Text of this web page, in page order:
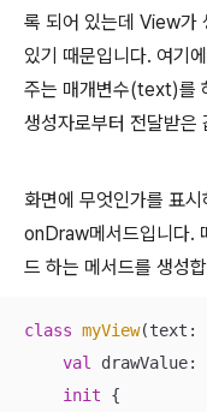
록 되어 있는데 View가
있기 때문입니다. 여기
주는 매개변수(text)를
생성자로부터 전달받은
화면에 무엇인가를 표
onDraw메서드입니다.
드 하는 메서드를 생성
class myView(text:
val
init {